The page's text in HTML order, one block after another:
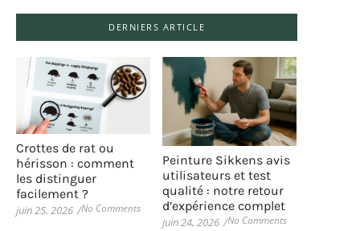
DERNIERS ARTICLE
Crottes de rat ou
hérisson : comment
les distinguer
facilement ?
juin 25, 2026 /No Comments
Peinture Sikkens avis
utilisateurs et test
qualité : notre retour
d’expérience complet
juin 24, 2026 /No Comments